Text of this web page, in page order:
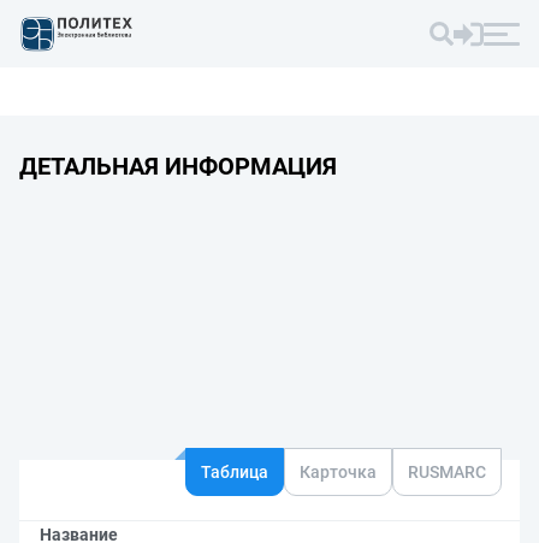
ДЕТАЛЬНАЯ ИНФОРМАЦИЯ
Таблица Карточка RUSMARC
Название